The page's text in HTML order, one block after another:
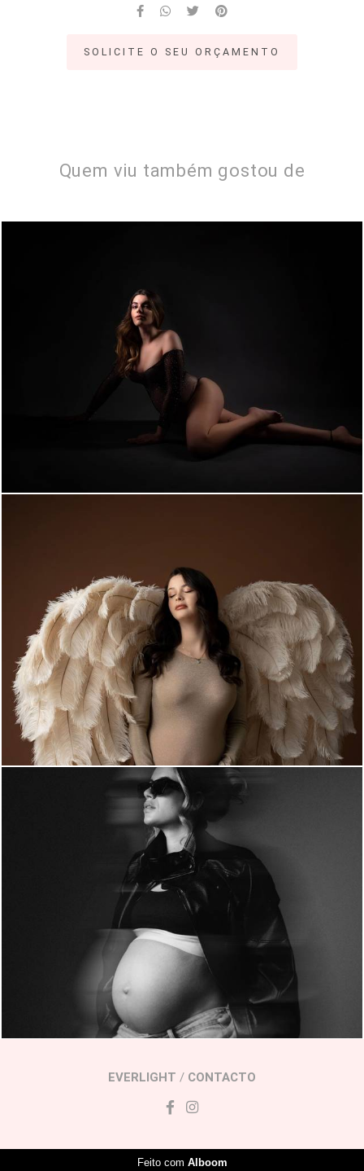
SOLICITE O SEU ORÇAMENTO
Quem viu também gostou de
1400
1060 1
239
EVERLIGHT / CONTACTO
Feito com Alboom